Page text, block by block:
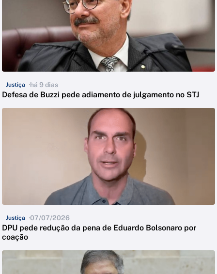
Justiça há 9 dias
Defesa de Buzzi pede adiamento de julgamento no STJ
Justiça 07/07/2026
DPU pede redução da pena de Eduardo Bolsonaro por
coação